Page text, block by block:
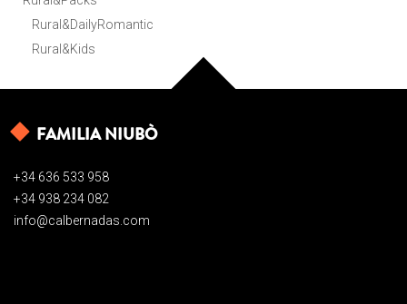
Rural&DailyRomantic
Rural&Kids
FAMILIA NIUBÒ
+34 636 533 958
+34 938 234 082
info@calbernadas.com